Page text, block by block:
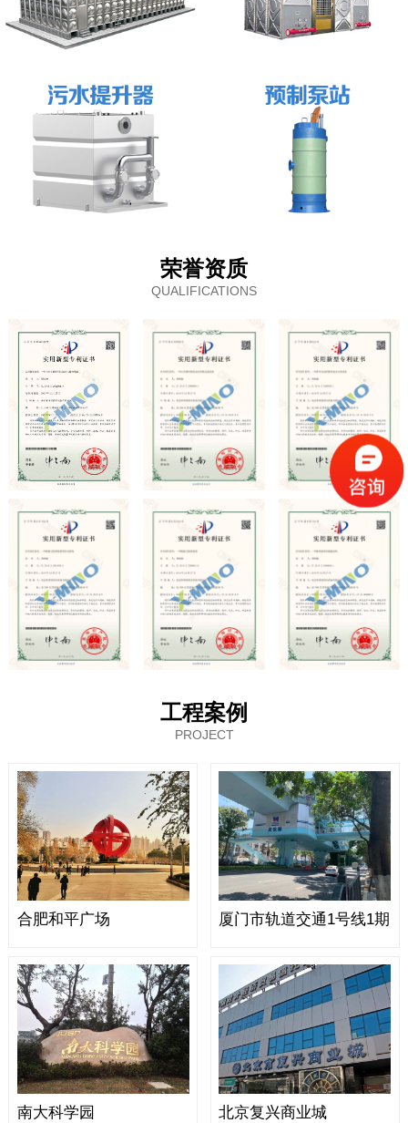
荣誉资质
QUALIFICATIONS
工程案例
PROJECT
合肥和平广场 厦门市轨道交通1号线1期
南大科学园 北京复兴商业城